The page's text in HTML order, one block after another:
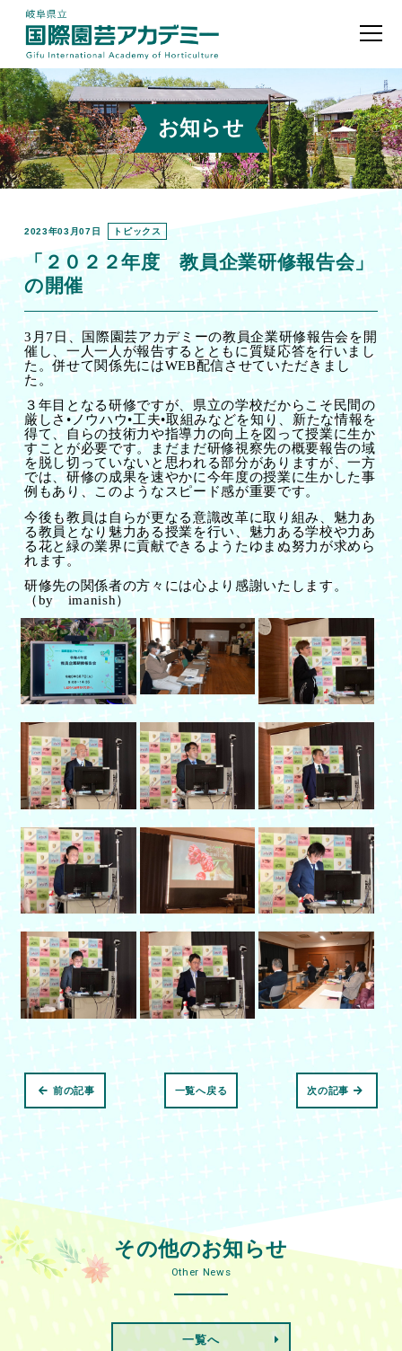
お知らせ
2023年03月07日 トピックス
「２０２２年度 教員企業研修報告会」
の開催
3月7 日、国際園芸アカデミーの教員企業研修報告会を開
催し、一人一人が報告するとともに質疑応答を行いまし
た。併せて関係先にはWEB配信させていただきまし
た。
３年目となる研修ですが、県立の学校だからこそ民間の
厳しさ•ノウハウ•工夫•取組みなどを知り、新たな情報を
得て、自らの技術力や指導力の向上を図って授業に生か
すことが必要です。まだまだ研修視察先の概要報告の域
を脱し切っていないと思われる部分がありますが、一方
では、研修の成果を速やかに今年度の授業に生かした事
例もあり、このようなスピード感が重要です。
今後も教員は自らが更なる意識改革に取り組み、魅力あ
る教員となり魅力ある授業を行い、魅力ある学校や力あ
る花と緑の業界に貢献できるようたゆまぬ努力が求めら
れます。
研修先の関係者の方々には心より感謝いたします。
（by imanish）
次の記事
一覧へ戻る
前の記事
その他のお知らせ
Other News
一覧へ